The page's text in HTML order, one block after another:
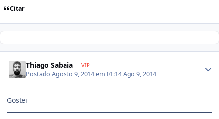
Citar
Thiago Sabaia VIP
PostadoAgosto 9, 2014 em 01:14Ago 9, 2014
Gostei